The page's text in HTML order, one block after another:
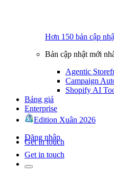
Hơn 150 bản cập
Bản cập nhật mới
Agentic
Campaign
Shopify AI
Bảng giá
Enterprise
Edition Xuân 2026
Đăng nhập
Get in touch
Get in touch